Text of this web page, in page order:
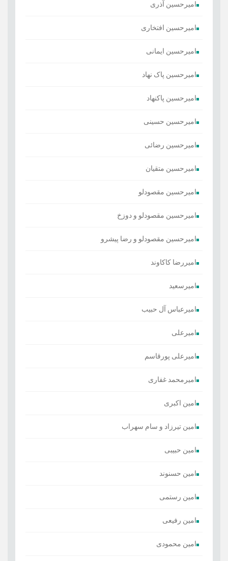
امیرحسین آذری
امیرحسین افتخاری
امیرحسین ایمانی
امیرحسین پاک نهاد
امیرحسین پاکنهاد
امیرحسین حسینی
امیرحسین رضائی
امیرحسین متقیان
امیرحسین مقصودلو
امیرحسین مقصودلو و دوزخ
امیرحسین مقصودلو و رضا پیشرو
امیررضا کاکاوند
امیرسعید
امیرعباس آل حبیب
امیرعلی
امیرعلی پورقاسم
امیرمحمد غفاری
امین اکبری
امین تیرزاد و سام سهراب
امین حبیبی
امین حسنوند
امین رستمی
امین رفیعی
امین محمودی